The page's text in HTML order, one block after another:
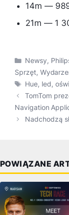
14m —
21m — 1
Kategorie
Newsy,
Sprzęt,
Tagi
Hue, led,
TomTom
Navigation
Nadchodzą
POWIĄZANE